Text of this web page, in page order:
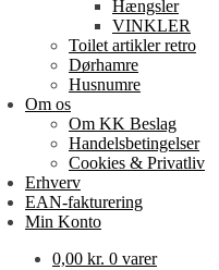
Hængsler
VINKLER
Toilet artikler retro
Dørhamre
Husnumre
Om os
Om KK Beslag
Handelsbetingelser
Cookies & Privatliv
Erhverv
EAN-fakturering
Min Konto
0,00 kr. 0 varer